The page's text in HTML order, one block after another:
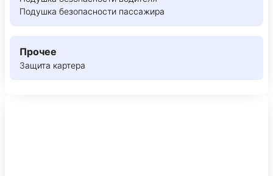
Подушка безопасности пассажира
Прочее
Защита картера